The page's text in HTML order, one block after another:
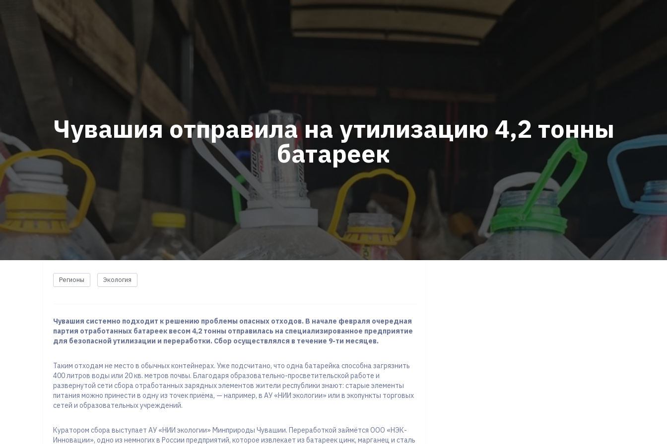
Чувашия отправила на утилизацию 4,2 тонны
батареек
Регионы Экология
Чувашия системно подходит к решению проблемы опасных отходов. В начале февраля очередная
партия отработанных батареек весом 4,2 тонны отправилась на специализированное предприятие
для безопасной утилизации и переработки. Сбор осуществлялся в течение 9-ти месяцев.
Таким отходам не место в обычных контейнерах. Уже подсчитано, что одна батарейка способна загрязнить
400 литров воды или 20 кв. метров почвы. Благодаря образовательно-просветительской работе и
развернутой сети сбора отработанных зарядных элементов жители республики знают: старые элементы
питания можно принести в одну из точек приёма, — например, в АУ «НИИ экологии» или в экопункты торговых
сетей и образовательных учреждений.
Куратором сбора выступает АУ «НИИ экологии» Минприроды Чувашии. Переработкой займётся ООО «НЭК-
Инновации», одно из немногих в России предприятий, которое извлекает из батареек цинк, марганец и сталь